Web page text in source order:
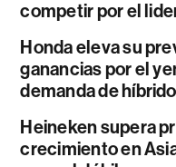
competir por el
Honda eleva su
ganancias por el
demanda de
Heineken supera
crecimiento en